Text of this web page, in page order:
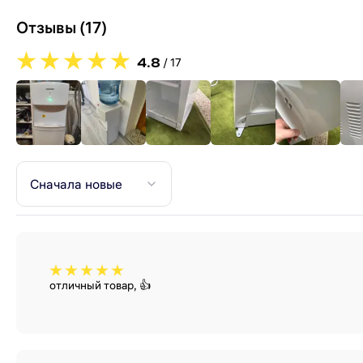
Отзывы (17)
4.8 /17
Сначала новые
отличный товар, 👍